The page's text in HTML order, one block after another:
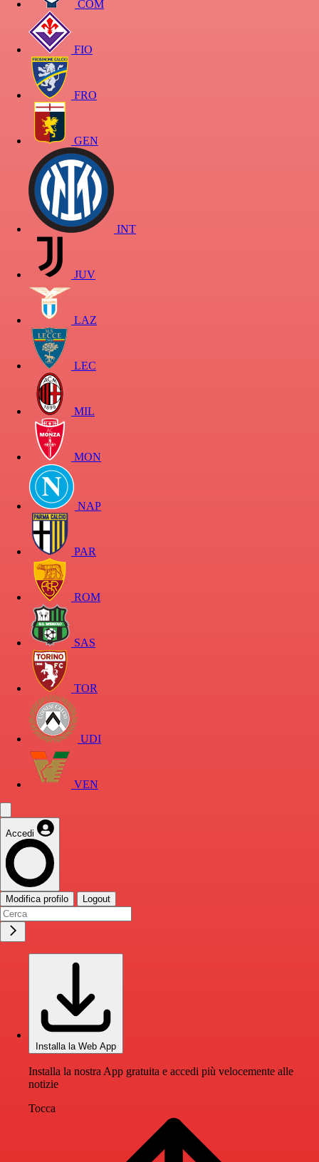
COM
FIO
FRO
GEN
INT
JUV
LAZ
LEC
MIL
MON
NAP
PAR
ROM
SAS
TOR
UDI
VEN
Accedi
Modifica profilo Logout
Installa la Web App
Installa la nostra App gratuita e accedi più velocemente alle
notizie
Tocca